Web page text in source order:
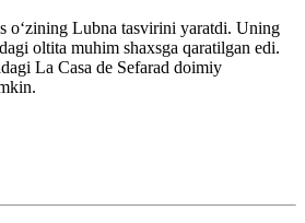
oʻzining Lubna tasvirini yaratdi. Uning
oltita muhim shaxsga qaratilgan edi.
La Casa de Sefarad doimiy